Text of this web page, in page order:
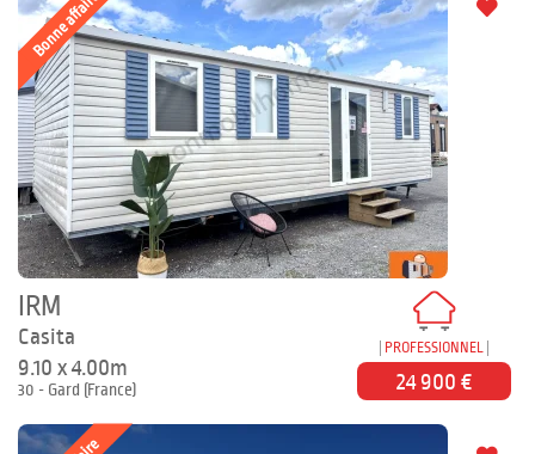
Bonne affaire
IRM
Casita
9.10 x 4.00m
30 - Gard (France)
PROFESSIONNEL
24 900 €